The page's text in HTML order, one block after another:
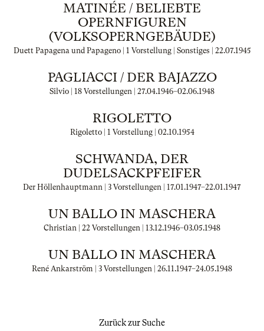
MATINÉE / BELIEBTE
OPERNFIGUREN
(VOLKSOPERNGEBÄUDE)
Duett Papagena und Papageno | 1 Vorstellung | Sonstiges | 22.07.1945
PAGLIACCI / DER BAJAZZO
Silvio | 18 Vorstellungen | 27.04.1946–02.06.1948
RIGOLETTO
Rigoletto | 1 Vorstellung | 02.10.1954
SCHWANDA, DER
DUDELSACKPFEIFER
Der Höllenhauptmann | 3 Vorstellungen | 17.01.1947–22.01.1947
UN BALLO IN MASCHERA
Christian | 22 Vorstellungen | 13.12.1946–03.05.1948
UN BALLO IN MASCHERA
René Ankarström | 3 Vorstellungen | 26.11.1947–24.05.1948
Zurück zur Suche